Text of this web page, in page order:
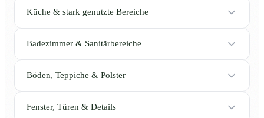
Küche & stark genutzte Bereiche
Badezimmer & Sanitärbereiche
Böden, Teppiche & Polster
Fenster, Türen & Details